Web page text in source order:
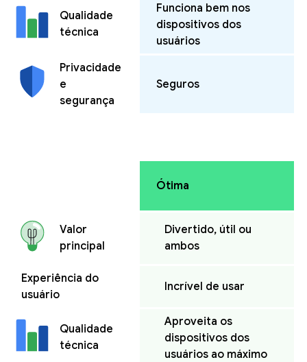
Qualidade
técnica
Funciona bem nos
dispositivos dos
usuários
Privacidade
e
segurança
Seguros
Ótima
Valor
principal
Divertido, útil ou
ambos
Experiência do
usuário
Incrível de usar
Qualidade
técnica
Aproveita os
dispositivos dos
usuários ao máximo